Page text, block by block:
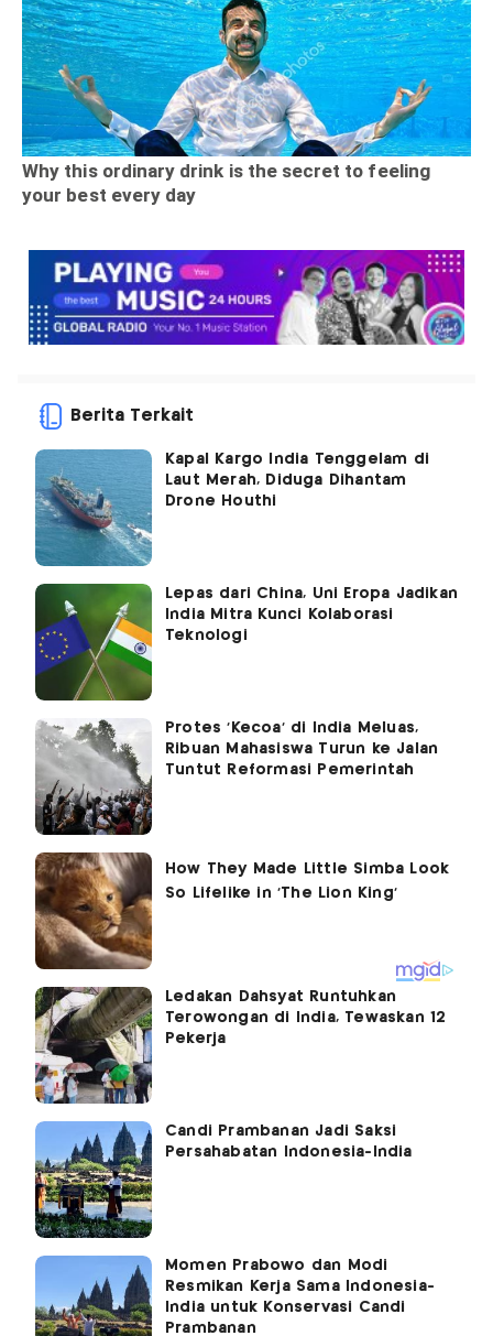
Berita Terkait
Kapal Kargo India Tenggelam di
Laut Merah, Diduga Dihantam
Drone Houthi
Lepas dari China, Uni Eropa Jadikan
India Mitra Kunci Kolaborasi
Teknologi
Protes 'Kecoa' di India Meluas,
Ribuan Mahasiswa Turun ke Jalan
Tuntut Reformasi Pemerintah
Ledakan Dahsyat Runtuhkan
Terowongan di India, Tewaskan 12
Pekerja
Candi Prambanan Jadi Saksi
Persahabatan Indonesia-India
Momen Prabowo dan Modi
Resmikan Kerja Sama Indonesia-
India untuk Konservasi Candi
Prambanan